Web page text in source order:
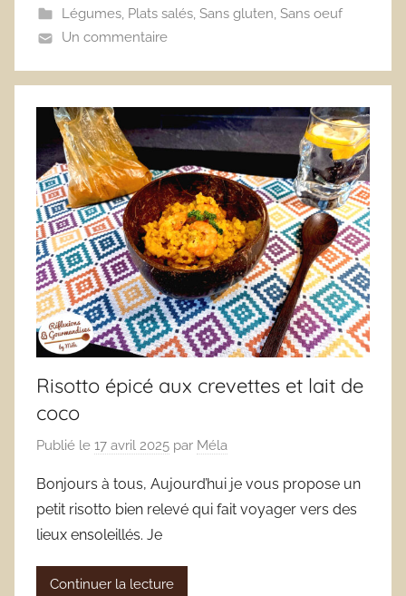
Légumes, Plats salés, Sans gluten, Sans oeuf
Un commentaire
Risotto épicé aux crevettes et lait de
coco
Publié le 17 avril 2025 par Méla
Bonjours à tous, Aujourd’hui je vous propose un
petit risotto bien relevé qui fait voyager vers des
lieux ensoleillés. Je
Continuer la lecture